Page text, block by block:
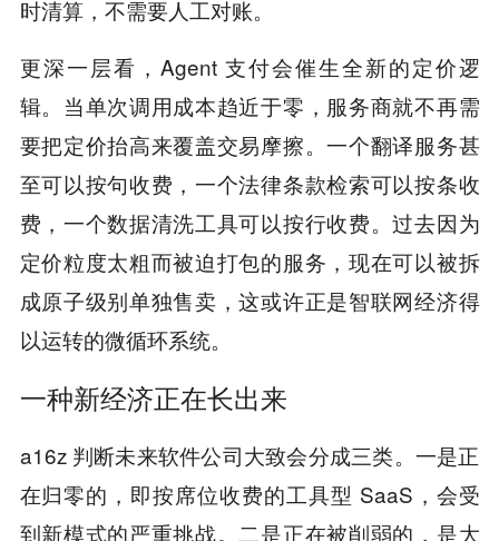
时清算，不需要人工对账。
更深一层看，Agent 支付会催生全新的定价逻
辑。当单次调用成本趋近于零，服务商就不再需
要把定价抬高来覆盖交易摩擦。一个翻译服务甚
至可以按句收费，一个法律条款检索可以按条收
费，一个数据清洗工具可以按行收费。过去因为
定价粒度太粗而被迫打包的服务，现在可以被拆
成原子级别单独售卖，这或许正是智联网经济得
以运转的微循环系统。
一种新经济正在长出来
a16z 判断未来软件公司大致会分成三类。一是正
在归零的，即按席位收费的工具型 SaaS，会受
到新模式的严重挑战。二是正在被削弱的，是大